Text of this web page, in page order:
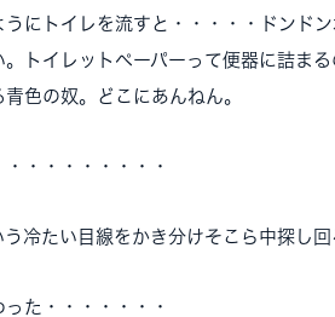
にトイレを流すと・・・・・ドンド
トイレットペーパーって便器に詰ま
色の奴。どこにあんねん。
・・・・・・・・
冷たい目線をかき分けそこら中探し回
た・・・・・・・